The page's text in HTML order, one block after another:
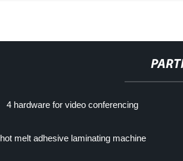
4 hardware for video conferencing
hot melt adhesive laminating machine